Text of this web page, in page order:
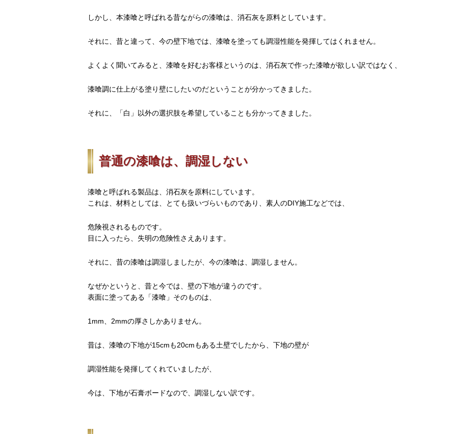
しかし、本漆喰と呼ばれる昔ながらの漆喰は、消石灰を原料としています。
それに、昔と違って、今の壁下地では、漆喰を塗っても調湿性能を発揮してはくれません。
よくよく聞いてみると、漆喰を好むお客様というのは、消石灰で作った漆喰が欲しい訳ではなく、
漆喰調に仕上がる塗り壁にしたいのだということが分かってきました。
それに、「白」以外の選択肢を希望していることも分かってきました。
普通の漆喰は、調湿しない
漆喰と呼ばれる製品は、消石灰を原料にしています。
これは、材料としては、とても扱いづらいものであり、素人のDIY施工などでは、
危険視されるものです。
目に入ったら、失明の危険性さえあります。
それに、昔の漆喰は調湿しましたが、今の漆喰は、調湿しません。
なぜかというと、昔と今では、壁の下地が違うのです。
表面に塗ってある「漆喰」そのものは、
1mm、2mmの厚さしかありません。
昔は、漆喰の下地が15cmも20cmもある土壁でしたから、下地の壁が
調湿性能を発揮してくれていましたが、
今は、下地が石膏ボードなので、調湿しない訳です。